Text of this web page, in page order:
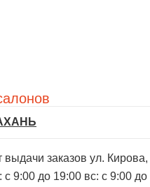
выдачи заказов ул.
с 9:00 до 19:00 вс: с 9:00